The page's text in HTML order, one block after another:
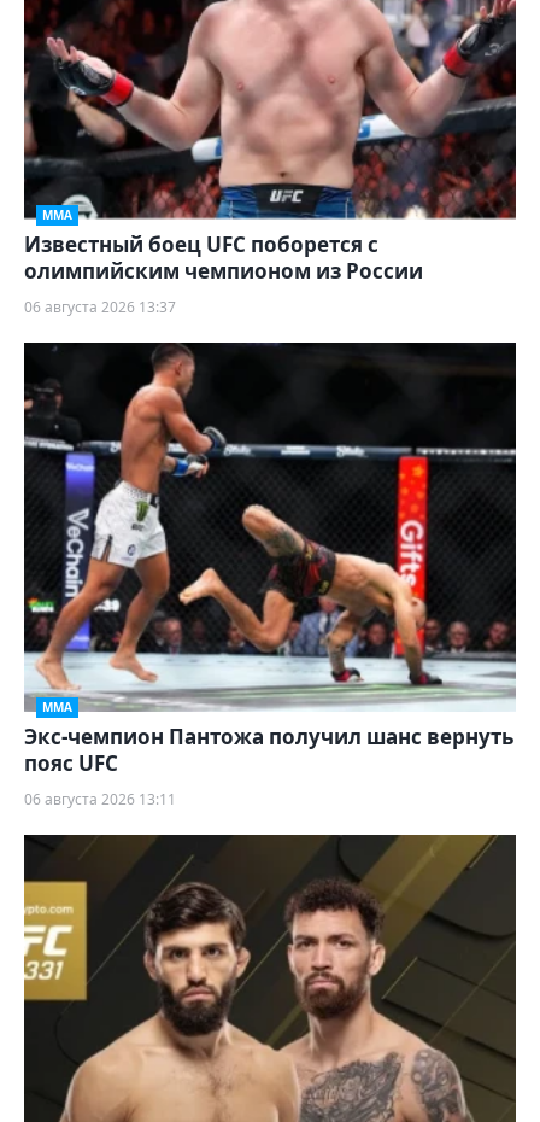
ММА
Известный боец UFC поборется с
олимпийским чемпионом из России
06 августа 2026 13:37
ММА
Экс-чемпион Пантожа получил шанс вернуть
пояс UFC
06 августа 2026 13:11